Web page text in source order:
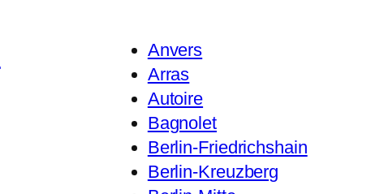
Anvers
Arras
Autoire
Bagnolet
Berlin-Friedrichshain
Berlin-Kreuzberg